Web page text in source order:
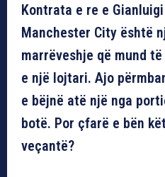
Kontrata e re e
Manchester City është
marrëveshje që mund
e një lojtari. Ajo
e bëjnë atë një nga
botë. Por çfarë e bën
veçantë?